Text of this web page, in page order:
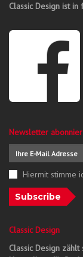
Classic Design ist
Newsletter
Hiermit stimme
Subscribe
Classic Design
Classic Design